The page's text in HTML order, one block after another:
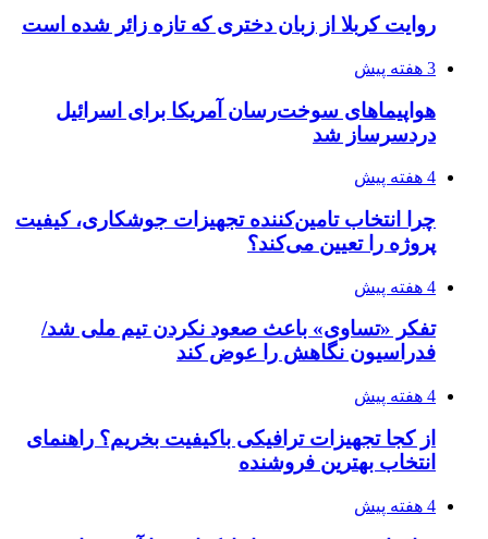
۱۴۰۵/۰۴/۱۸
راه اندازی مرغداری؛ محاسبه هزینه، درآمد و سود با
۱۴۰۵/۰۴/۱۸
۱۴۲۰؛ راه ارتباطی بیمه شدگان تأمین‌اجتماعی
۱۴۰۵/۰۴/۱۶
احتمال بازگشت نرخ حمل دریایی به قبل از جنگ
طی ۲ تا ۳ ماه آینده
۱۴۰۵/۰۴/۱۵